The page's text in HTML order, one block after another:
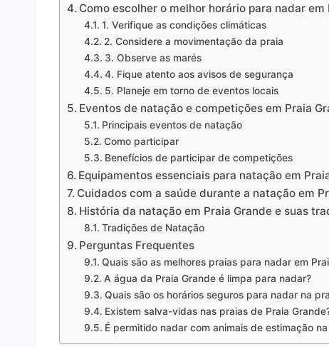
Como escolher o melhor horário para nadar em
1. Verifique as condições climáticas
2. Considere a movimentação da praia
3. Observe as marés
4. Fique atento aos avisos de segurança
5. Planeje em torno de eventos locais
Eventos de natação e competições em Praia
Principais eventos de natação
Como participar
Benefícios de participar de competições
Equipamentos essenciais para natação em
Cuidados com a saúde durante a natação em
História da natação em Praia Grande e suas
Tradições de Natação
Perguntas Frequentes
Quais são as melhores praias para nadar em
A água da Praia Grande é limpa para nadar?
Quais são os horários seguros para nadar na
Existem salva-vidas nas praias de Praia
É permitido nadar com animais de estimação